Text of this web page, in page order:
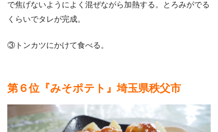
で焦げないようによく混ぜながら加熱する。とろみがでる
くらいでタレが完成。
③トンカツにかけて食べる。
第６位『みそポテト』埼玉県秩父市